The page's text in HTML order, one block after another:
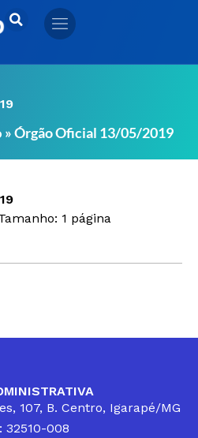
»Órgão Oficial 13/05/2019
1 página
107, B. Centro, Igarapé/MG
32510-008